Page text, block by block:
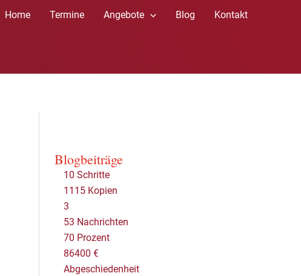
Home Termine Angebote Blog Kontakt
Blogbeiträge
10 Schritte
1115 Kopien
3
53 Nachrichten
70 Prozent
86400 €
Abgeschiedenheit